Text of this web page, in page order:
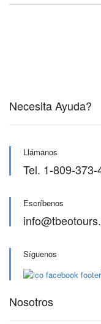
Necesita Ayuda?
Llámanos
Tel. 1-809-373-
Escríbenos
Síguenos
Nosotros